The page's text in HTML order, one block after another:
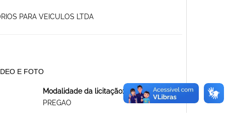
PARA VEICULOS LTDA
E FOTO
Modalidade da licitação:
PREGAO